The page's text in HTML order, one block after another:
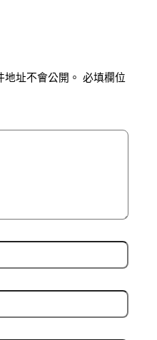
址不會公開。 必填欄位